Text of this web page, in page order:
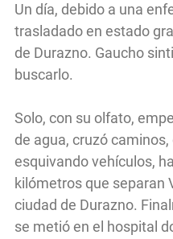
Un día, debido a una
trasladado en estado
de Durazno. Gaucho
buscarlo.
Solo, con su olfato,
de agua, cruzó
esquivando vehículos,
kilómetros que separan
ciudad de Durazno.
se metió en el hospital